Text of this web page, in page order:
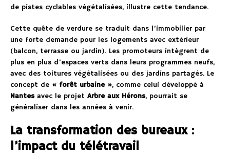
de pistes cyclables végétalisées, illustre cette tendance.
Cette quête de verdure se traduit dans l’immobilier par
une forte demande pour les logements avec extérieur
(balcon, terrasse ou jardin). Les promoteurs intègrent de
plus en plus d’espaces verts dans leurs programmes neufs,
avec des toitures végétalisées ou des jardins partagés. Le
concept de « forêt urbaine », comme celui développé à
Nantesavec le projet Arbre aux Hérons, pourrait se
généraliser dans les années à venir.
La transformation des bureaux :
l’impact du télétravail